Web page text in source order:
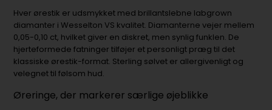
Hver ørestik er udsmykket med brillantslebne labgrown
diamanter i Wesselton VS kvalitet. Diamanterne vejer mellem
0,05-0,10 ct, hvilket giver en diskret, men synlig funklen. De
hjerteformede fatninger tilføjer et personligt præg til det
klassiske ørestik-format. Sterling sølvet er allergivenligt og
velegnet til følsom hud.
Øreringe, der markerer særlige øjeblikke